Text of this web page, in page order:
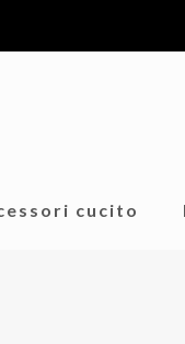
cucito